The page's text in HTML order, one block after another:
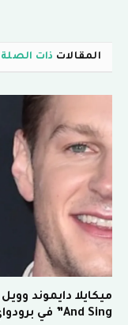
المقالات ذات الصلة
And Sing” في برودواي! إحياء